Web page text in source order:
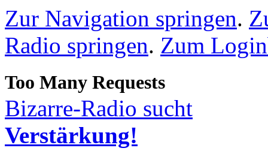
Zur Navigation springen.
Radio springen. Zum
Bizarre-Radio sucht
Verstärkung!